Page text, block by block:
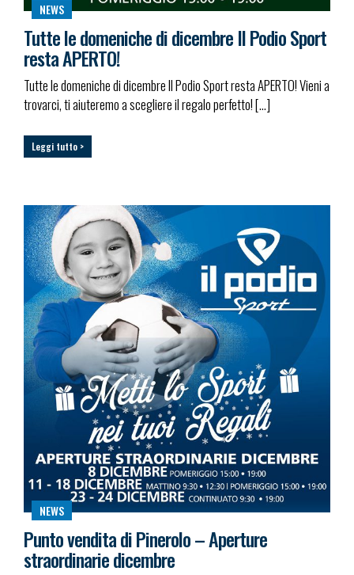
NEWS
Tutte le domeniche di dicembre Il Podio Sport
resta APERTO!
Tutte le domeniche di dicembre Il Podio Sport resta APERTO! Vieni a
trovarci, ti aiuteremo a scegliere il regalo perfetto! […]
Leggi tutto >
NEWS
Punto vendita di Pinerolo – Aperture
straordinarie dicembre